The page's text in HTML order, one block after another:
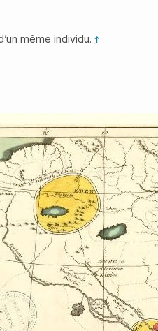
même individu.